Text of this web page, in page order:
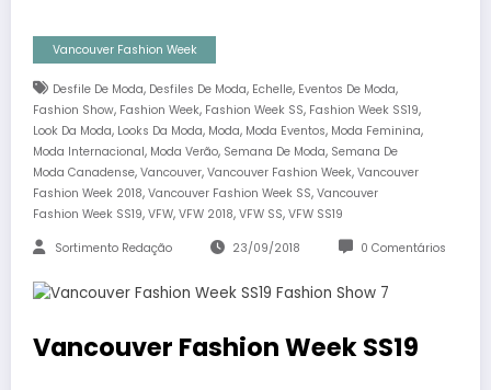
Vancouver Fashion Week
Desfile De Moda, Desfiles De Moda, Echelle, Eventos De Moda,
Fashion Show, Fashion Week, Fashion Week SS, Fashion Week SS19,
Look Da Moda, Looks Da Moda, Moda, Moda Eventos, Moda Feminina,
Moda Internacional, Moda Verão, Semana De Moda, Semana De
Moda Canadense, Vancouver, Vancouver Fashion Week, Vancouver
Fashion Week 2018, Vancouver Fashion Week SS, Vancouver
Fashion Week SS19, VFW, VFW 2018, VFW SS, VFW SS19
Sortimento Redação 23/09/2018 0 Comentários
Vancouver Fashion Week SS19